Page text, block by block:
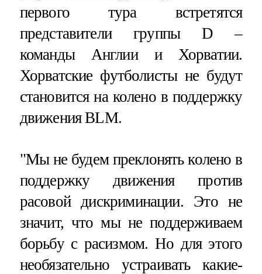
первого тура встретятся
представители группы D –
команды Англии и Хорватии.
Хорватские футболисты не будут
становится на колено в поддержку
движения BLM.
"Мы не будем преклонять колено в
поддержку движения против
расовой дискриминации. Это не
значит, что мы не поддерживаем
борьбу с расизмом. Но для этого
необязательно устраивать какие-